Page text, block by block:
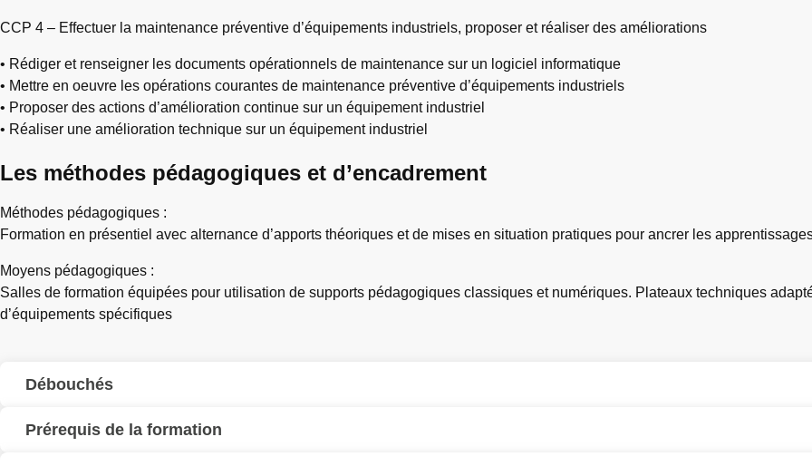
CCP 4 – Effectuer la maintenance préventive d’équipements industriels, proposer et réaliser des améliorations
• Rédiger et renseigner les documents opérationnels de maintenance sur un logiciel informatique
• Mettre en oeuvre les opérations courantes de maintenance préventive d’équipements industriels
• Proposer des actions d’amélioration continue sur un équipement industriel
• Réaliser une amélioration technique sur un équipement industriel
Les méthodes pédagogiques et d’encadrement
Méthodes pédagogiques :
Formation en présentiel avec alternance d’apports théoriques et de mises en situation pratiques pour ancrer les
Moyens pédagogiques :
Salles de formation équipées pour utilisation de supports pédagogiques classiques et numériques. Plateaux techniques
d’équipements spécifiques
Débouchés
Prérequis de la formation